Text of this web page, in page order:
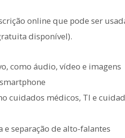
online que pode ser
disponível).
como áudio, vídeo e imagens
cuidados médicos, TI e
separação de alto-falantes